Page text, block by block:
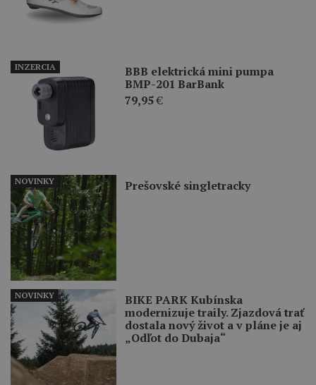
BBB elektrická mini pumpa
BMP-201 BarBank
79,95€
INZERCIA
Prešovské singletracky
NOVINKY
BIKE PARK Kubínska
modernizuje traily. Zjazdová trať
dostala nový život a v pláne je aj
„Odľot do Dubaja“
NOVINKY